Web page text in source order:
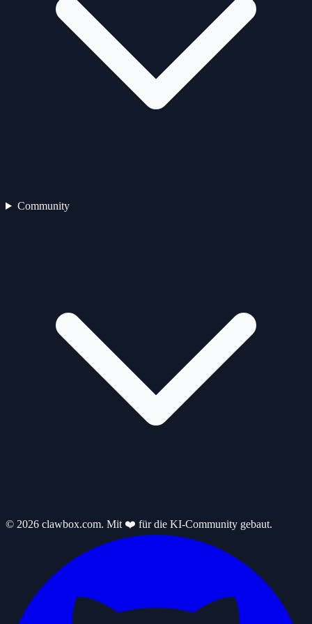
Community
© 2026 clawbox.com. Mit ❤️ für die KI-Community gebaut.